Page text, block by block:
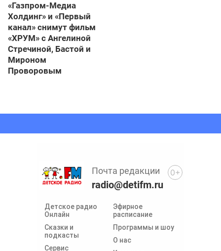
«Газпром-Медиа
Холдинг» и «Первый
канал» снимут фильм
«ХРУМ» с Ангелиной
Стречиной, Бастой и
Мироном
Проворовым
Детское радио
Онлайн
Сказки и
подкасты
Сервис
Эфирное
расписание
Программы и шоу
О нас
Почта редакции
radio@detifm.ru
0+